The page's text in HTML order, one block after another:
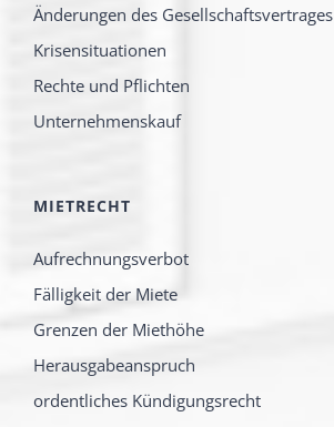
Änderungen des Gesellschaftsvertrages
Krisensituationen
Rechte und Pflichten
Unternehmenskauf
MIETRECHT
Aufrechnungsverbot
Fälligkeit der Miete
Grenzen der Miethöhe
Herausgabeanspruch
ordentliches Kündigungsrecht